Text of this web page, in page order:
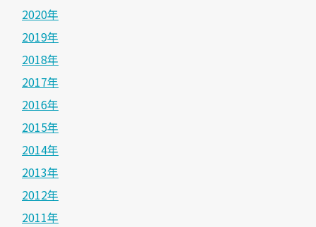
2020年
2019年
2018年
2017年
2016年
2015年
2014年
2013年
2012年
2011年